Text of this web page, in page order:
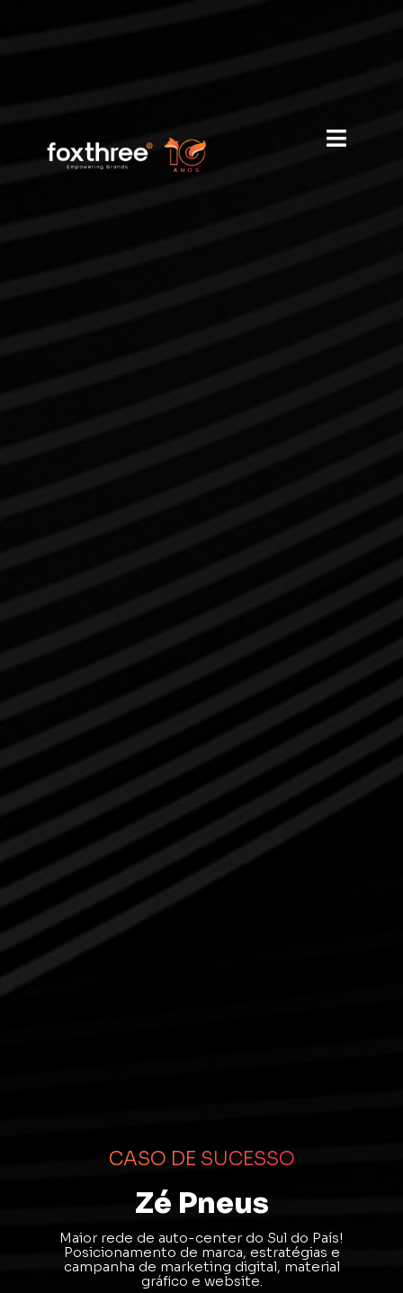
CASO DE SUCESSO
Zé Pneus
Maior rede de auto-center do Sul do País!
Posicionamento de marca, estratégias e
campanha de marketing digital, material
gráfico e website.